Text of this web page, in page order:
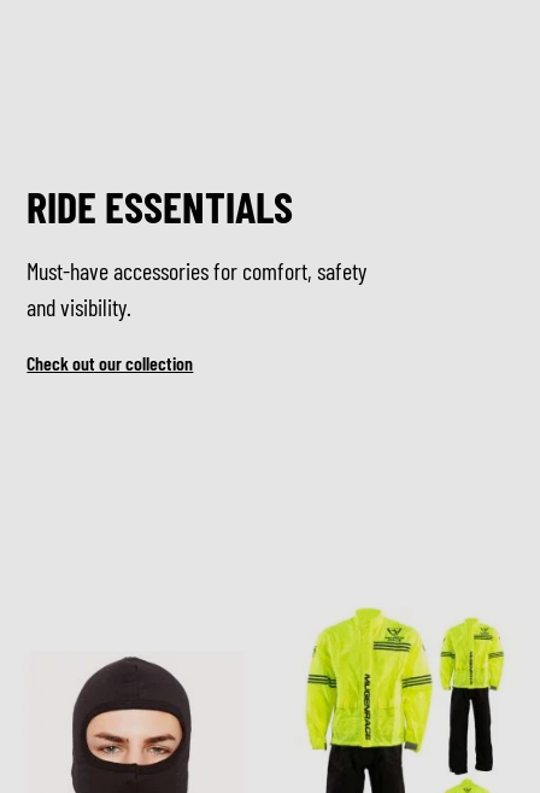
RIDE ESSENTIALS
Must-have accessories for comfort, safety
and visibility.
Check out our collection